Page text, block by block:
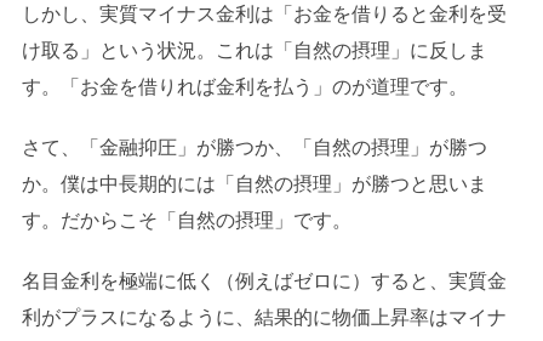
しかし、実質マイナス金利は「お金を借りると金利を受
け取る」という状況。これは「自然の摂理」に反しま
す。「お金を借りれば金利を払う」のが道理です。
さて、「金融抑圧」が勝つか、「自然の摂理」が勝つ
か。僕は中長期的には「自然の摂理」が勝つと思いま
す。だからこそ「自然の摂理」です。
名目金利を極端に低く（例えばゼロに）すると、実質金
利がプラスになるように、結果的に物価上昇率はマイナ